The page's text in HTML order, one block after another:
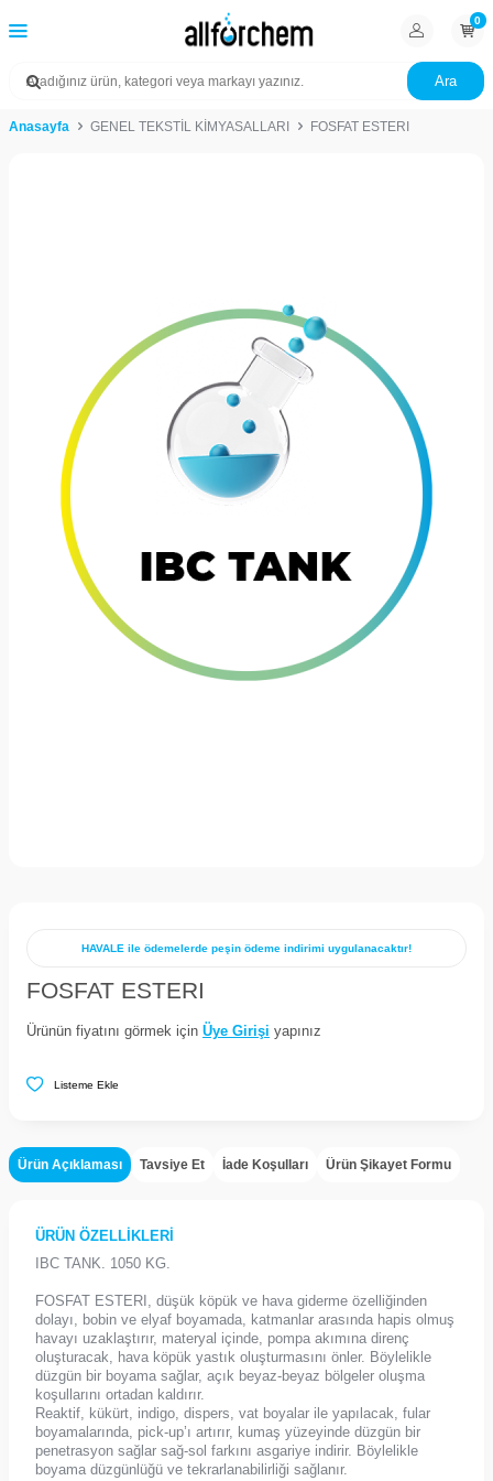
Ara
0
Anasayfa GENEL TEKSTİL KİMYASALLARI FOSFAT ESTERI
HAVALE ile ödemelerde peşin ödeme indirimi uygulanacaktır!
FOSFAT ESTERI
Ürünün fiyatını görmek için Üye Girişi yapınız
Listeme Ekle
Ürün Açıklaması Tavsiye Et İade Koşulları Ürün Şikayet Formu
ÜRÜN ÖZELLİKLERİ
IBC TANK. 1050 KG.
FOSFAT ESTERI, düşük köpük ve hava giderme özelliğinden
dolayı, bobin ve elyaf boyamada, katmanlar arasında hapis olmuş
havayı uzaklaştırır, materyal içinde, pompa akımına direnç
oluşturacak, hava köpük yastık oluşturmasını önler. Böylelikle
düzgün bir boyama sağlar, açık beyaz-beyaz bölgeler oluşma
koşullarını ortadan kaldırır.
Reaktif, kükürt, indigo, dispers, vat boyalar ile yapılacak, fular
boyamalarında, pick-up’ı artırır, kumaş yüzeyinde düzgün bir
penetrasyon sağlar sağ-sol farkını asgariye indirir. Böylelikle
boyama düzgünlüğü ve tekrarlanabilirliği sağlanır.